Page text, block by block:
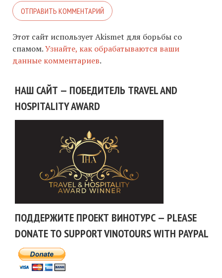
Этот сайт использует Akismet для борьбы со
спамом.Узнайте, как обрабатываются ваши
данные комментариев.
НАШ САЙТ — ПОБЕДИТЕЛЬ TRAVEL AND
HOSPITALITY AWARD
ПОДДЕРЖИТЕ ПРОЕКТ ВИНОТУРС — PLEASE
DONATE TO SUPPORT VINOTOURS WITH PAYPAL